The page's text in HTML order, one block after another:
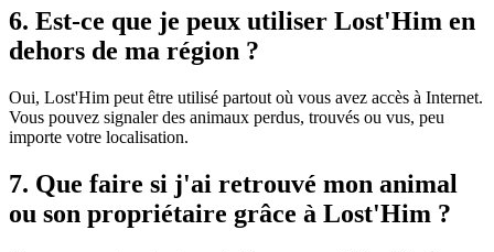
6. Est-ce que je peux utiliser Lost'Him en
dehors de ma région ?
Oui, Lost'Him peut être utilisé partout où vous avez accès à Internet.
Vous pouvez signaler des animaux perdus, trouvés ou vus, peu
importe votre localisation.
7. Que faire si j'ai retrouvé mon animal
ou son propriétaire grâce à Lost'Him ?